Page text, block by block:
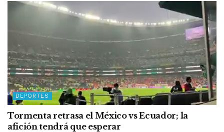
DEPORTES
Tormenta retrasa el México vs Ecuador; la
afición tendrá que esperar